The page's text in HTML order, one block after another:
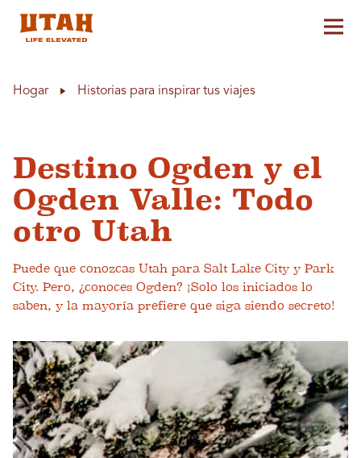
Hogar Historias para inspirar tus viajes
Destino Ogden y el
Ogden Valle: Todo
otro Utah
Puede que conozcas Utah para Salt Lake City y Park
City. Pero, ¿conoces Ogden? ¡Solo los iniciados lo
saben, y la mayoría prefiere que siga siendo secreto!